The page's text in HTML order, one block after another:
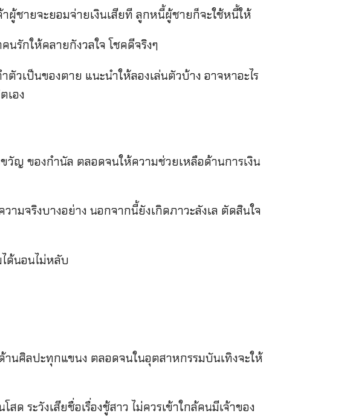
ผู้ชายจะยอมจ่ายเงินเสียที ลูกหนี้ผู้ชายก็จะใช้หนี้ให้
รักให้คลายกังวลใจ โชคดีจริงๆ
วเป็นของตาย แนะนำให้ลองเล่นตัวบ้าง อาจหาอะไร
เอง
ญ ของกำนัล ตลอดจนให้ความช่วยเหลือด้านการเงิน
มจริงบางอย่าง นอกจากนี้ยังเกิดภาวะลังเล ตัดสินใจ
ด้นอนไม่หลับ
านศิลปะทุกแขนง ตลอดจนในอุตสาหกรรมบันเทิงจะให้
ระวังเสียชื่อเรื่องชู้สาว ไม่ควรเข้าใกล้คนมีเจ้าของ